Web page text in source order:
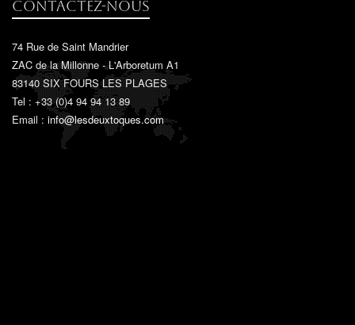
Contactez-nous
74 Rue de Saint Mandrier
ZAC de la Millonne - L'Arboretum A1
83140 SIX FOURS LES PLAGES
Tel : +33 (0)4 94 94 13 89
Email : info@lesdeuxtoques.com